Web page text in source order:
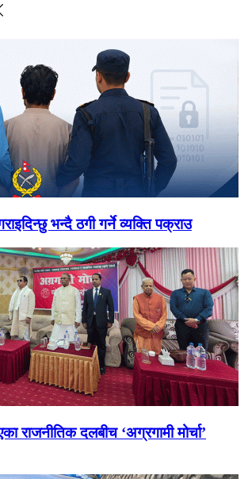
भन्दै ठगी गर्ने व्यक्ति पक्राउ
राजनीतिक दलबीच ‘अग्रगामी मोर्चा’